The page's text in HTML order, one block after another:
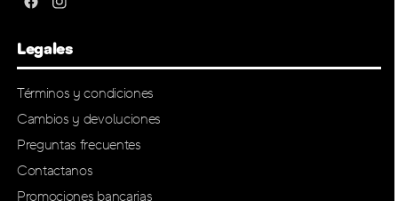
Legales
Términos y condiciones
Cambios y devoluciones
Preguntas frecuentes
Contactanos
Promociones bancarias